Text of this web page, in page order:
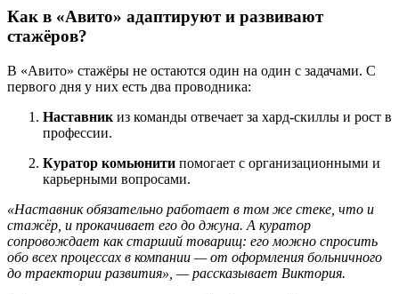
Как в «Авито» адаптируют и развивают
стажёров?
В «Авито» стажёры не остаются один на один с задачами. С
первого дня у них есть два проводника:
Наставник из команды отвечает за хард-скиллы и рост в
профессии.
Куратор комьюнити помогает с организационными и
карьерными вопросами.
«Наставник обязательно работает в том же стеке, что и
стажёр, и прокачивает его до джуна. А куратор
сопровождает как старший товарищ: его можно спросить
обо всех процессах в компании — от оформления больничного
до траектории развития», — рассказывает Виктория.